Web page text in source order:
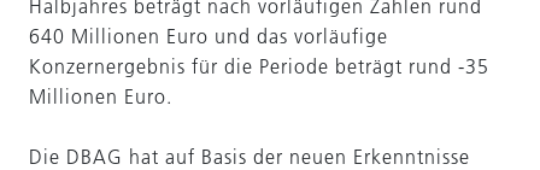
Halbjahres beträgt nach vorläufigen Zahlen rund
640 Millionen Euro und das vorläufige
Konzernergebnis für die Periode beträgt rund -35
Millionen Euro.
Die DBAG hat auf Basis der neuen Erkenntnisse